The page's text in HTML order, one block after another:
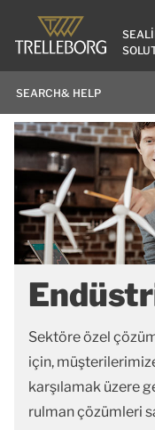
Sektöre özel
için,
karşılamak üzere
rulman çözümleri